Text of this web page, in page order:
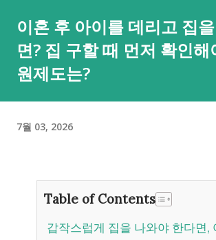
이혼 후 아이를 데리고 집
면? 집 구할 때 먼저 확인해
원제도는?
7월 03, 2026
Table of Contents
갑작스럽게 집을 나와야 한다면, 어디부터